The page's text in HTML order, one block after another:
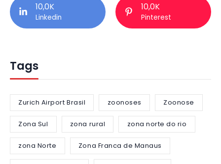
10,0K
Linkedin
10,0K
Pinterest
Tags
Zurich Airport Brasil zoonoses Zoonose
Zona Sul zona rural zona norte do rio
zona Norte Zona Franca de Manaus